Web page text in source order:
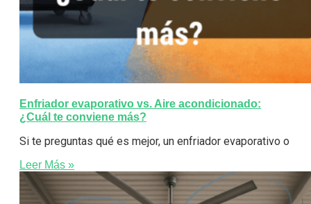
Enfriador evaporativo vs. Aire acondicionado:
¿Cuál te conviene más?
Si te preguntas qué es mejor, un enfriador evaporativo o
Leer Más »